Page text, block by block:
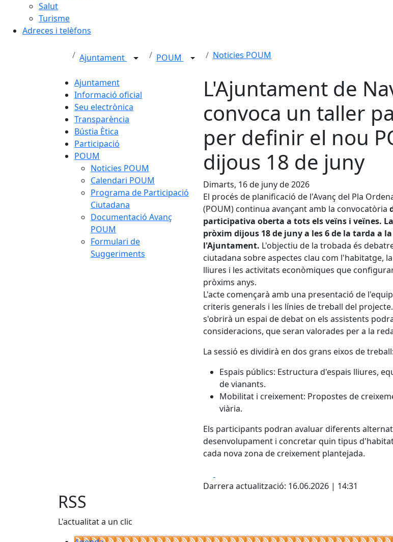
Salut
Turisme
Adreces i telèfons
Ajuntament POUM Noticies POUM
Ajuntament
Informació oficial
Seu electrònica
Transparència
Bústia Ètica
Participació
POUM
Noticies POUM
Calendari POUM
Programa de Participació
Ciutadana
Documentació Avanç
POUM
Formulari de
Suggeriments
L'Ajuntament de
convoca un taller
per definir el nou
dijous 18 de juny
Dimarts, 16 de juny de 2026
El procés de planificació de l'Avanç del Pla
(POUM) continua avançant amb la convocatòria
participativa oberta a tots els veïns i veïnes.
pròxim dijous 18 de juny a les 6 de la tarda a la
l'Ajuntament. L'objectiu de la trobada és
ciutadana sobre aspectes clau com l'habitatge,
lliures i les activitats econòmiques que
pròxims anys.
L'acte començarà amb una presentació de
criteris generals i les línies de treball del
s'obrirà un espai de debat on els assistents
consideracions, que seran valorades per a la
La sessió es dividirà en dos grans eixos de treball:
Espais públics: Estructura d'espais lliures,
de vianants.
Mobilitat i creixement: Propostes de
viària.
Els participants podran avaluar diferents
desenvolupament i concretar quin tipus
cada nova zona de creixement plantejada.
Darrera actualització: 16.06.2026 | 14:31
RSS
L'actualitat a un clic